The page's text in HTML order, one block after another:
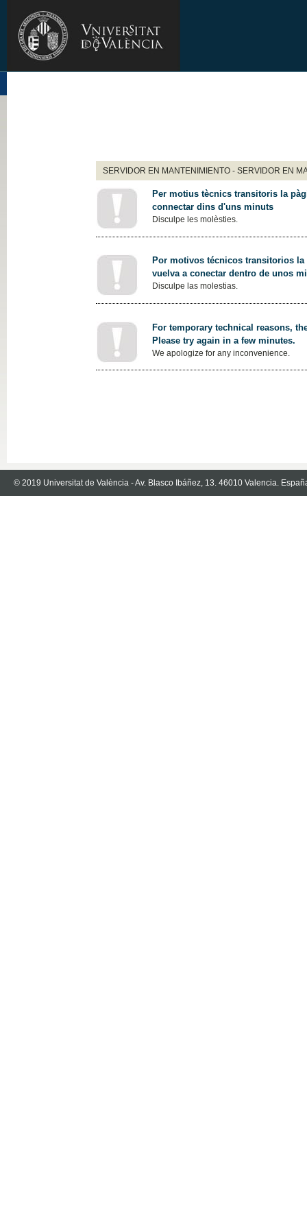
SERVIDOR EN MANTENIMIENTO - SERVIDOR EN
Per motius tècnics transitoris la
connectar dins d'uns minuts
Disculpe les molèsties.
Por motivos técnicos transitorios
vuelva a conectar dentro de unos
Disculpe las molestias.
For temporary technical reasons,
Please try again in a few minutes.
We apologize for any inconvenience.
© 2019 Universitat de València - Av. Blasco Ibáñez, 13. 46010 Valencia.